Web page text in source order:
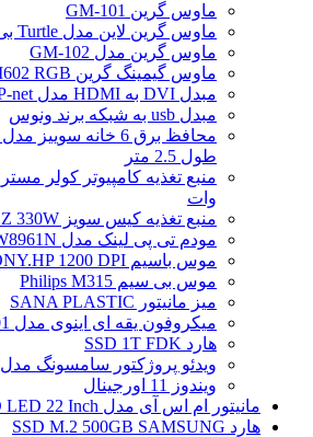
ماوس گرین GM-101
ماوس گرین لاین مدل Turtle بی سیم
ماوس گرین مدل GM-102
ماوس گیمینگ گرین GM602 RGB
مبدل DVI به HDMI مدل P-net
مبدل usb به شبکه برند ونوس
طول 2.5 متر
وات
منبع تغذیه کیس سویز POWER SWIZZ 330W
مودم تی پی لینک مدل TD W8961N
موس باسیم DELL.SONY.HP 1200 DPI
موس بی سیم Philips M315
میز مانیتور SANA PLASTIC
میکروفون یقه ای اینوی مدل YW-001
هارد SSD 1T FDK
ویدئو پروژکتور سامسونگ مدل The Freestyle
ویندوز 11 اورجینال
مانیتور ام اس آی مدل PRO MP223 Full HD LED 22 Inch
هارد SSD M.2 500GB SAMSUNG